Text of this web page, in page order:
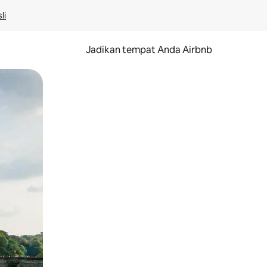
Jadikan tempat Anda Airbnb
menggeser.